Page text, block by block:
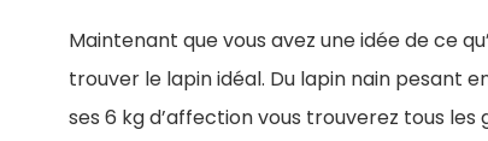
Maintenant que vous avez une idée de ce
trouver le lapin idéal. Du lapin nain pesant
ses 6 kg d’affection vous trouverez tous